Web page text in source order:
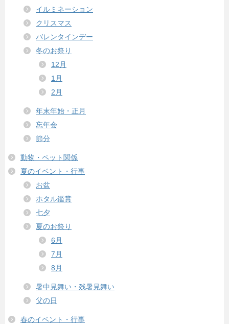
イルミネーション
クリスマス
バレンタインデー
冬のお祭り
12月
1月
2月
年末年始・正月
忘年会
節分
動物・ペット関係
夏のイベント・行事
お盆
ホタル鑑賞
七夕
夏のお祭り
6月
7月
8月
暑中見舞い・残暑見舞い
父の日
春のイベント・行事